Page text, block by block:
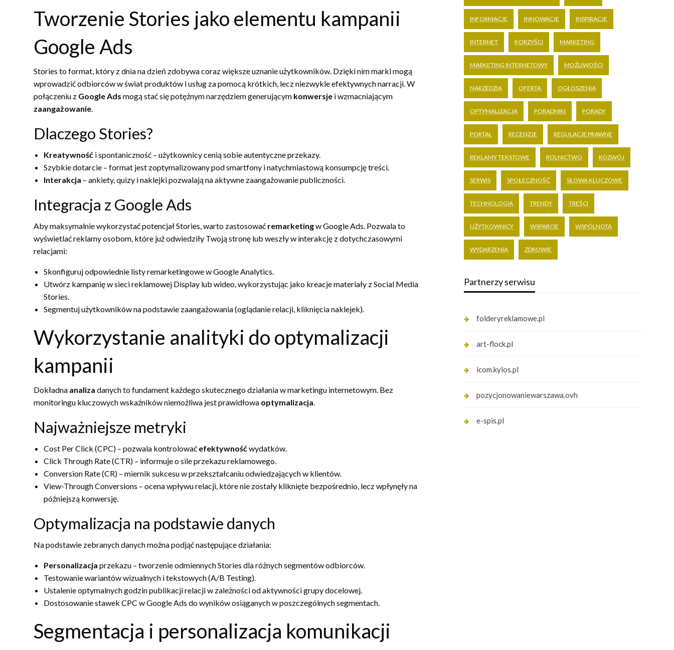
Tworzenie Stories jako elementu kampanii
Google Ads
Stories to format, który z dnia na dzień zdobywa coraz większe uznanie użytkowników. Dzięki nim marki mogą
wprowadzić odbiorców w świat produktów i usług za pomocą krótkich, lecz niezwykle efektywnych narracji. W
połączeniu z Google Ads mogą stać się potężnym narzędziem generującym konwersje i wzmacniającym
zaangażowanie.
Dlaczego Stories?
Kreatywność i spontaniczność – użytkownicy cenią sobie autentyczne przekazy.
Szybkie dotarcie – format jest zoptymalizowany pod smartfony i natychmiastową konsumpcję treści.
Interakcja – ankiety, quizy i naklejki pozwalają na aktywne zaangażowanie publiczności.
Integracja z Google Ads
Aby maksymalnie wykorzystać potencjał Stories, warto zastosować remarketingw Google Ads. Pozwala to
wyświetlać reklamy osobom, które już odwiedziły Twoją stronę lub weszły w interakcję z dotychczasowymi
relacjami:
Skonfiguruj odpowiednie listy remarketingowe w Google Analytics.
Utwórz kampanię w sieci reklamowej Display lub wideo, wykorzystując jako kreacje materiały z Social Media
Stories.
Segmentuj użytkowników na podstawie zaangażowania (oglądanie relacji, kliknięcia naklejek).
Wykorzystanie analityki do optymalizacji
kampanii
Dokładna analiza danych to fundament każdego skutecznego działania w marketingu internetowym. Bez
monitoringu kluczowych wskaźników niemożliwa jest prawidłowa optymalizacja.
Najważniejsze metryki
Cost Per Click (CPC) – pozwala kontrolować efektywnośćwydatków.
Click Through Rate (CTR) – informuje o sile przekazu reklamowego.
Conversion Rate (CR) – miernik sukcesu w przekształcaniu odwiedzających w klientów.
View-Through Conversions – ocena wpływu relacji, które nie zostały kliknięte bezpośrednio, lecz wpłynęły na
późniejszą konwersję.
Optymalizacja na podstawie danych
Na podstawie zebranych danych można podjąć następujące działania:
Personalizacja przekazu – tworzenie odmiennych Stories dla różnych segmentów odbiorców.
Testowanie wariantów wizualnych i tekstowych (A/B Testing).
Ustalenie optymalnych godzin publikacji relacji w zależności od aktywności grupy docelowej.
Dostosowanie stawek CPC w Google Ads do wyników osiąganych w poszczególnych segmentach.
Segmentacja i personalizacja komunikacji
INFORMACJE INNOWACJE INSPIRACJE
INTERNET KORZYŚCI MARKETING
MARKETING INTERNETOWY MOŻLIWOŚCI
NARZĘDZIA OFERTA OGŁOSZENIA
OPTYMALIZACJA PORADNIKI PORADY
PORTAL RECENZJE REGULACJE PRAWNE
REKLAMY TEKSTOWE ROLNICTWO ROZWÓJ
SERWIS SPOŁECZNOŚĆ SŁOWA KLUCZOWE
TECHNOLOGIA TRENDY TREŚCI
UŻYTKOWNICY WSPARCIE WSPÓLNOTA
WYDARZENIA ZDROWIE
Partnerzy serwisu
folderyreklamowe.pl
art-flock.pl
icom.kylos.pl
pozycjonowaniewarszawa.ovh
e-spis.pl